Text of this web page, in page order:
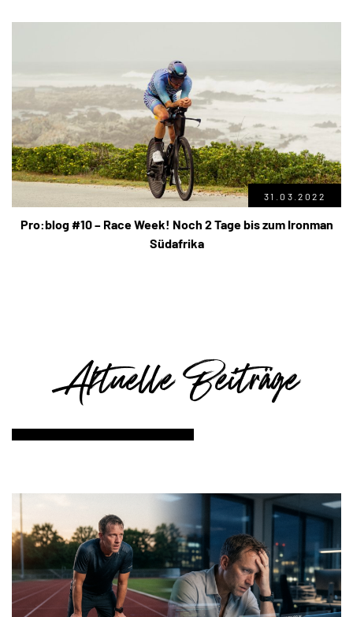
31.03.2022
Pro:blog #10 – Race Week! Noch 2 Tage bis zum Ironman
Südafrika
Aktuelle Beiträge